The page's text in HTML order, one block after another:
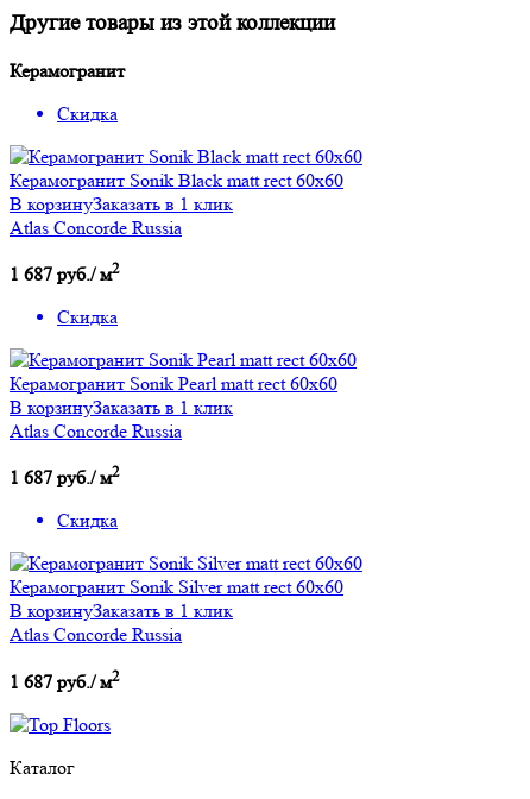
Другие товары из этой коллекции
Керамогранит
Скидка
Керамогранит Sonik Black matt rect 60x60
В корзинуЗаказать в 1 клик
Atlas Concorde Russia
1 687 руб./ м2
Скидка
Керамогранит Sonik Pearl matt rect 60x60
В корзинуЗаказать в 1 клик
Atlas Concorde Russia
1 687 руб./ м2
Скидка
Керамогранит Sonik Silver matt rect 60x60
В корзинуЗаказать в 1 клик
Atlas Concorde Russia
1 687 руб./ м2
Каталог